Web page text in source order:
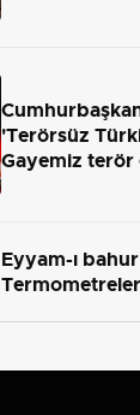
'Terörsüz
Gayemiz terör
Eyyam-ı